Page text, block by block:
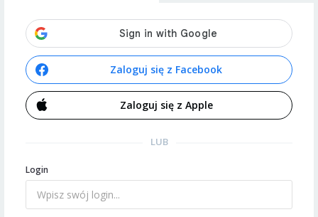
Zaloguj się z Facebook
Zaloguj się z Apple
LUB
Login